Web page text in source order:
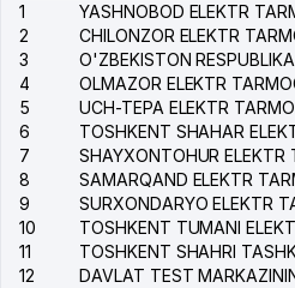
1
2
3
4
5
6
7
8
9
10
11
12